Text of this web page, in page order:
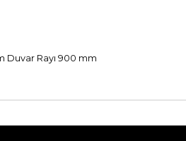
Duvar Rayı 900 mm